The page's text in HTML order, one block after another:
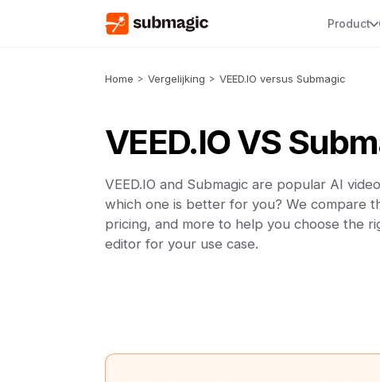
Product
Home > Vergelijking > VEED.IO versus Submagic
VEED.IO VS
VEED.IO and Submagic are popular AI
which one is better for you? We compare
pricing, and more to help you choose the
editor for your use case.